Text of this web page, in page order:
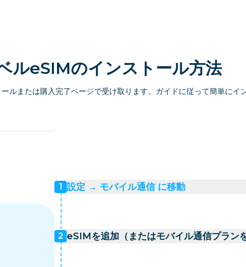
ルeSIMのインストール方法
または購入完了ページで受け取ります。ガイドに従って簡単にイ
1 設定 → モバイル通信 に移動
2 eSIMを追加（またはモバイル通信プラン